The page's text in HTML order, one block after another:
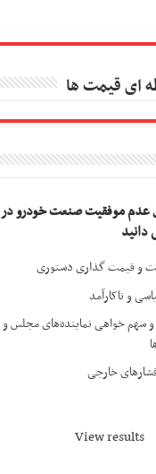
ای قیمت ها
عدم موفقیت صنعت خودرو در
دانید
و قیمت گذاری دستوری
و ناکارآمد
سهم خواهی نماینده‌های مجلس و
خارجی
View results